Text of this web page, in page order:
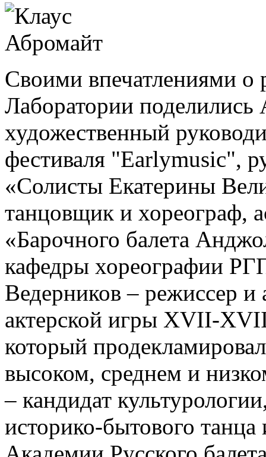
Своими впечатлениями о
Лаборатории
художественный
фестиваля "Earlymusic",
«Солисты Екатерины
танцовщик и хореограф,
«Барочного балета
кафедры хореографии
Ведерников – режиссер и
актерской игры XVII-
который
высоком, среднем и
– кандидат
историко-бытового танца